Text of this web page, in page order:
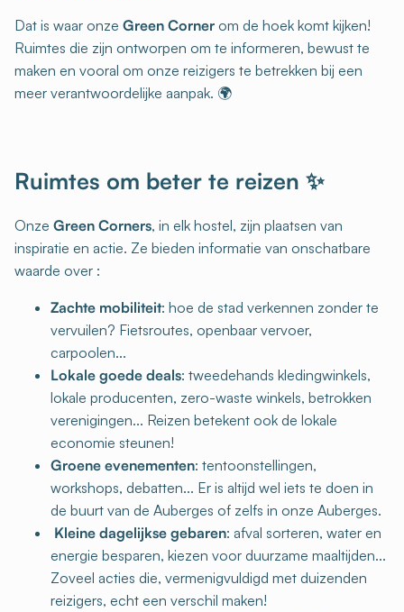
Dat is waar onze Green Corner om de hoek komt kijken!
Ruimtes die zijn ontworpen om te informeren, bewust te
maken en vooral om onze reizigers te betrekken bij een
meer verantwoordelijke aanpak. 🌍
Ruimtes om beter te reizen ✨
Onze Green Corners, in elk hostel, zijn plaatsen van
inspiratie en actie. Ze bieden informatie van onschatbare
waarde over :
Zachte mobiliteit: hoe de stad verkennen zonder te
vervuilen? Fietsroutes, openbaar vervoer,
carpoolen...
Lokale goede deals: tweedehands kledingwinkels,
lokale producenten, zero-waste winkels, betrokken
verenigingen... Reizen betekent ook de lokale
economie steunen!
Groene evenementen: tentoonstellingen,
workshops, debatten... Er is altijd wel iets te doen in
de buurt van de Auberges of zelfs in onze Auberges.
Kleine dagelijkse gebaren: afval sorteren, water en
energie besparen, kiezen voor duurzame maaltijden...
Zoveel acties die, vermenigvuldigd met duizenden
reizigers, echt een verschil maken!